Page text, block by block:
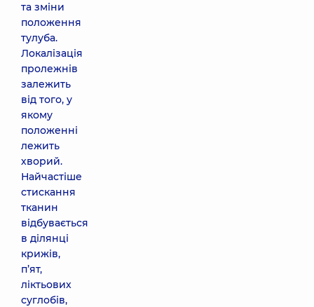
та зміни
положення
тулуба.
Локалізація
пролежнів
залежить
від того, у
якому
положенні
лежить
хворий.
Найчастіше
стискання
тканин
відбувається
в ділянці
крижів,
п’ят,
ліктьових
суглобів,